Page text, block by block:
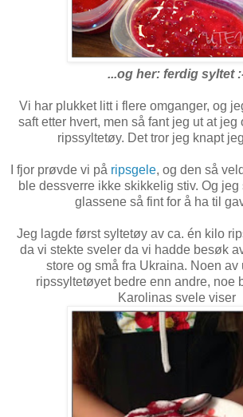
...og her: ferdig syltet
Vi har plukket litt i flere omganger, og
saft etter hvert, men så fant jeg ut at
ripssyltetøy. Det tror jeg knapt
I fjor prøvde vi på ripsgele, og den så
ble dessverre ikke skikkelig stiv. Og
glassene så fint for å ha til
Jeg lagde først syltetøy av ca. én kilo
da vi stekte sveler da vi hadde besøk
store og små fra Ukraina. Noen av
ripssyltetøyet bedre enn andre, noe
Karolinas svele viser